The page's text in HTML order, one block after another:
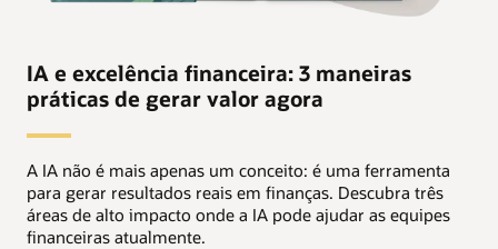
IA e excelência financeira: 3 maneiras
práticas de gerar valor agora
A IA não é mais apenas um conceito: é uma ferramenta
para gerar resultados reais em finanças. Descubra três
áreas de alto impacto onde a IA pode ajudar as equipes
financeiras atualmente.